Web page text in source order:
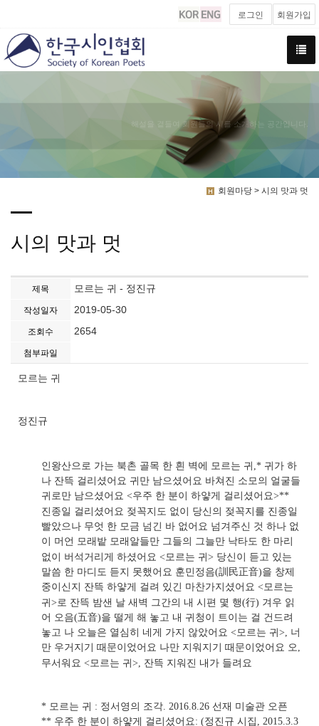
로그인 회원가입
해설을 곁들여 회원들의 시를 소개하는 공간입니다.
회원마당 > 시의 맛과 멋
시의 맛과 멋
제목 모르는 귀 - 정진규
작성일자 2019-05-30
조회수 2654
첨부파일
모르는 귀
정진규
인왕산으로 가는 북촌 골목 한 흰 벽에 모르는 귀 ,* 귀가 하
나 잔뜩 걸리셨어요 귀만 남으셨어요 바쳐진 소모의 얼굴들
귀로만 남으셨어요<우주 한 분이 하얗게 걸리셨어요>**
진종일 걸리셨어요 젖꼭지도 없이 당신의 젖꼭지를 진종일
빨았으나 무엇 한 모금 넘긴 바 없어요 넘겨주신 것 하나 없
이 머언 모래밭 모래알들만 그들의 그늘만 낙타도 한 마리
없이 버석거리게 하셨어요<모르는 귀> 당신이 듣고 있는
말씀 한 마디도 듣지 못했어요 훈민정음(訓民正音)을 창제
중이신지 잔뜩 하얗게 걸려 있긴 마찬가지셨어요<모르는
귀> 로 잔뜩 밤샌 날 새벽 그간의 내 시편 몇 행(行) 겨우 읽
어 오음(五音)을 떨게 해 놓고 내 귀청이 트이는 걸 건드려
놓고 나 오늘은 열심히 네게 가지 않았어요<모르는 귀>, 너
만 우거지기 때문이었어요 나만 지워지기 때문이었어요 오,
무서워요<모르는 귀>, 잔뜩 지워진 내가 들려요
* 모르는 귀 : 정서영의 조각. 2016.8.26 선재 미술관 오픈
** 우주 한 분이 하얗게 걸리셨어요: (정진규 시집 , 2015.3.3